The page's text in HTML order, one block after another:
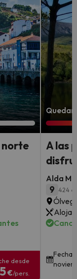
norte
desde
€/pers.
A las
Alda
9 424